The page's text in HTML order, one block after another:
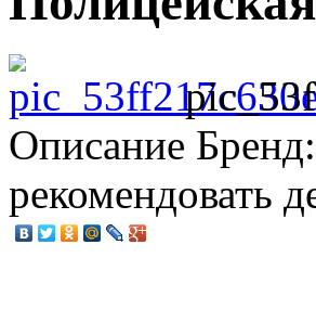
Описание
рекомендовать